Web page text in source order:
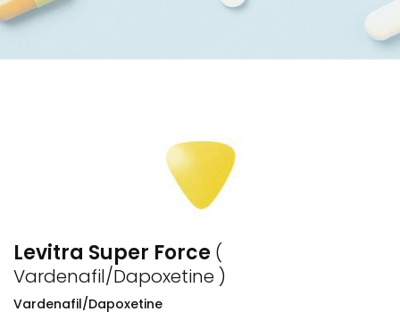
Levitra Super Force (
Vardenafil/Dapoxetine )
Vardenafil/Dapoxetine